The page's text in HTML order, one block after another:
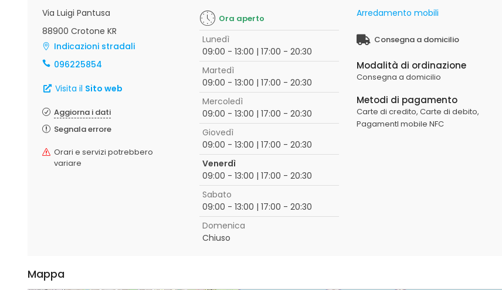
Via Luigi Pantusa
88900 Crotone KR
Indicazioni stradali
096225854
Visita il Sito web
Aggiorna i dati
Segnala errore
Orari e servizi potrebbero
variare
Ora aperto
Lunedì
09:00 - 13:00 | 17:00 - 20:30
Martedì
09:00 - 13:00 | 17:00 - 20:30
Mercoledì
09:00 - 13:00 | 17:00 - 20:30
Giovedì
09:00 - 13:00 | 17:00 - 20:30
Venerdì
09:00 - 13:00 | 17:00 - 20:30
Sabato
09:00 - 13:00 | 17:00 - 20:30
Domenica
Chiuso
Arredamento mobili
Consegna a domicilio
Modalità di ordinazione
Consegna a domicilio
Metodi di pagamento
Carte di credito, Carte di debito,
PagamentI mobile NFC
Mappa